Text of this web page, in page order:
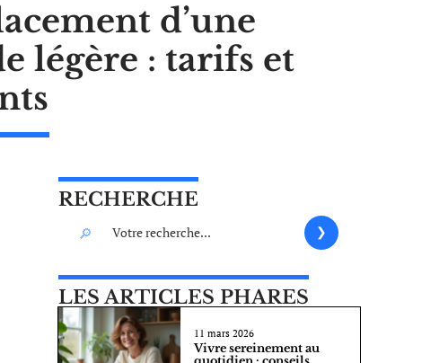
d’une
légère : tarifs et
RECHERCHE
LES ARTICLES PHARES
11 mars 2026
Vivre sereinement au